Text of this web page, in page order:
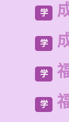
学
学
学
学